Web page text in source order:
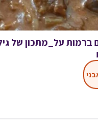
ברמות על_מתכון של